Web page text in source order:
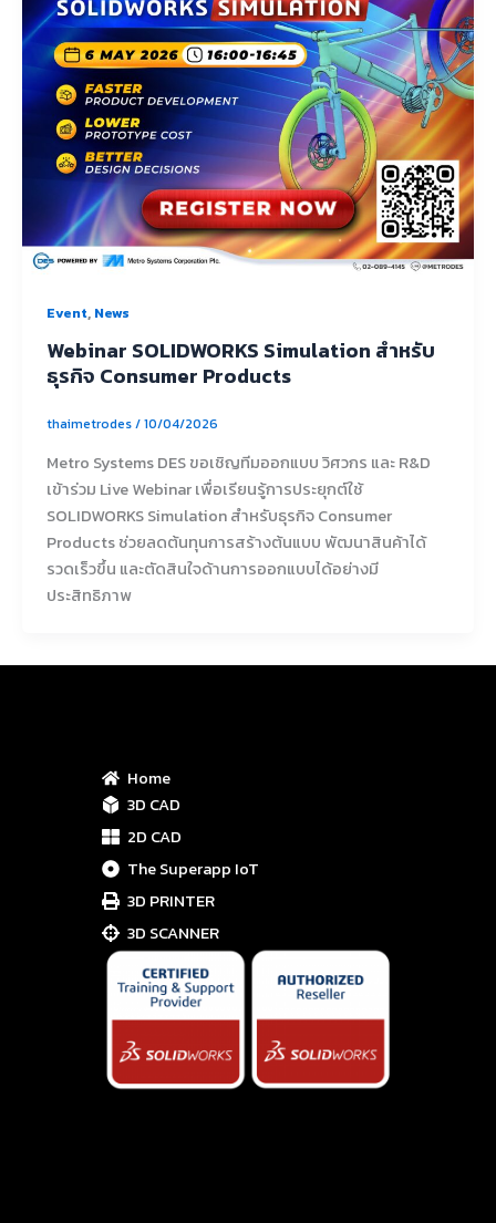
Event, News
Webinar SOLIDWORKS Simulation สำหรับ
ธุรกิจ Consumer Products
thaimetrodes/10/04/2026
Metro Systems DES ขอเชิญทีมออกแบบ วิศวกร และ R&D
เข้าร่วม Live Webinar เพื่อเรียนรู้การประยุกต์ใช้
SOLIDWORKS Simulation สำหรับธุรกิจ Consumer
Products ช่วยลดต้นทุนการสร้างต้นแบบ พัฒนาสินค้าได้
รวดเร็วขึ้น และตัดสินใจด้านการออกแบบได้อย่างมี
ประสิทธิภาพ
Home
3D CAD
2D CAD
The Superapp IoT
3D PRINTER
3D SCANNER